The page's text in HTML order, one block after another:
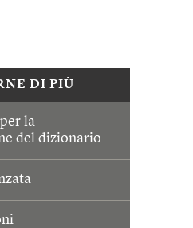
DI PIÙ
la
del dizionario